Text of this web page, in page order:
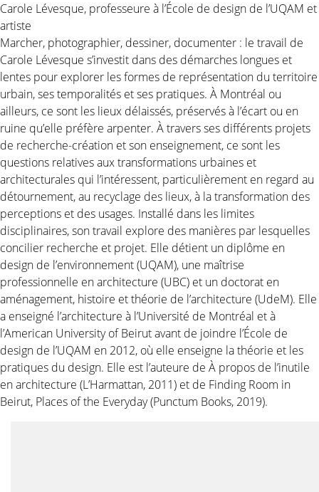
Carole Lévesque, professeure à l’École de design de l’UQAM et
artiste
Marcher, photographier, dessiner, documenter : le travail de
Carole Lévesque s’investit dans des démarches longues et
lentes pour explorer les formes de représentation du territoire
urbain, ses temporalités et ses pratiques. À Montréal ou
ailleurs, ce sont les lieux délaissés, préservés à l’écart ou en
ruine qu’elle préfère arpenter. À travers ses différents projets
de recherche-création et son enseignement, ce sont les
questions relatives aux transformations urbaines et
architecturales qui l’intéressent, particulièrement en regard au
détournement, au recyclage des lieux, à la transformation des
perceptions et des usages. Installé dans les limites
disciplinaires, son travail explore des manières par lesquelles
concilier recherche et projet. Elle détient un diplôme en
design de l’environnement (UQAM), une maîtrise
professionnelle en architecture (UBC) et un doctorat en
aménagement, histoire et théorie de l’architecture (UdeM). Elle
a enseigné l’architecture à l’Université de Montréal et à
l’American University of Beirut avant de joindre l’École de
design de l’UQAM en 2012, où elle enseigne la théorie et les
pratiques du design. Elle est l’auteure de À propos de l’inutile
en architecture (L’Harmattan, 2011) et de Finding Room in
Beirut, Places of the Everyday (Punctum Books, 2019).